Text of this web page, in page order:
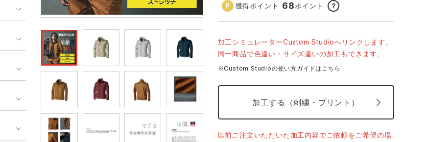
防寒
カジュアル
福山ゴム工業
ビッグボーン商事株式会
社
15 ベージュ
獲得ポイント 68ポイント ？
加工シミュレーターCustom Studioへリンクします。
同一商品で色違い・サイズ違いの加工もできます。
※Custom Studioの使い方ガイドはこちら
加工する（刺繍・プリント）
以前ご注文いただいた加工内容でご依頼をご希望の場